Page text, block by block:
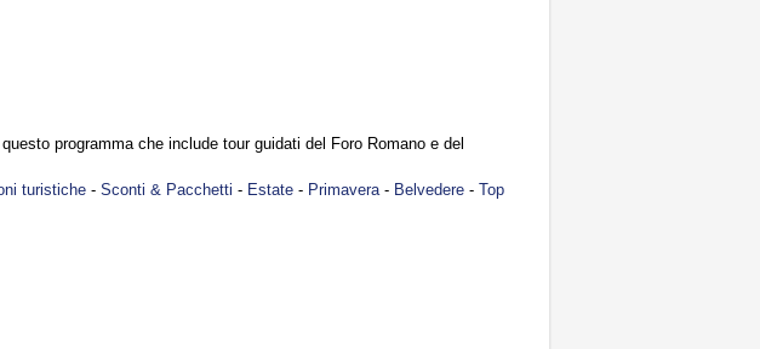
programma che include tour guidati del Foro Romano e del
turistiche- Sconti & Pacchetti - Estate- Primavera- Belvedere- Top